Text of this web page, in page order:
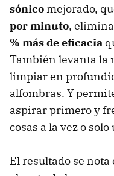
sónico mejorado,
por minuto,
% más de eficacia
También levanta la
limpiar en
alfombras. Y
aspirar primero y
cosas a la vez o solo
El resultado se